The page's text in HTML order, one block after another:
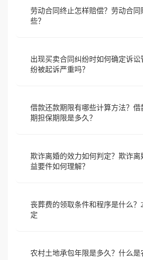
劳动合同终止怎样赔偿？劳动合同
些？
出现买卖合同纠纷时如何确定诉讼
纷被起诉严重吗？
借款还款期限有哪些计算方法？借
期担保期限是多久？
欺诈离婚的效力如何判定？欺诈离
益要件如何理解？
丧葬费的领取条件和程序是什么？
定
农村土地承包年限是多久？什么是